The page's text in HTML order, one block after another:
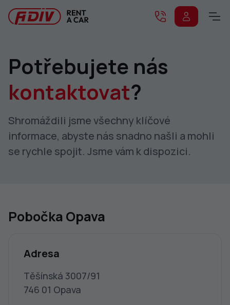
Potřebujete nás
kontaktovat?
Shromáždili jsme všechny klíčové
informace, abyste nás snadno našli a mohli
se rychle spojit. Jsme vám k dispozici.
Pobočka Opava
Adresa
Těšínská 3007/91
746 01 Opava